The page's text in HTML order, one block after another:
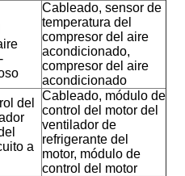
Cableado, sensor de
temperatura del
compresor del aire
acondicionado,
compresor del aire
acondicionado
del
a
Cableado, módulo de
control del motor del
ventilador de
refrigerante del
motor, módulo de
control del motor